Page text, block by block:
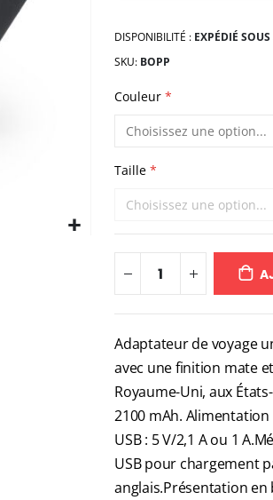
DISPONIBILITÉ : EXPÉDIÉ
SKU BOPP
Couleur
Taille
Adaptateur de voyage
avec une finition mate
Royaume-Uni, aux
2100 mAh. Alimentation
USB : 5 V/2,1 A ou 1
USB pour chargement
anglais.Présentation en